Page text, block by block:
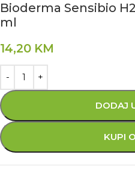
Bioderma Sensibio
ml
14,20 KM
DODAJ
KUPI